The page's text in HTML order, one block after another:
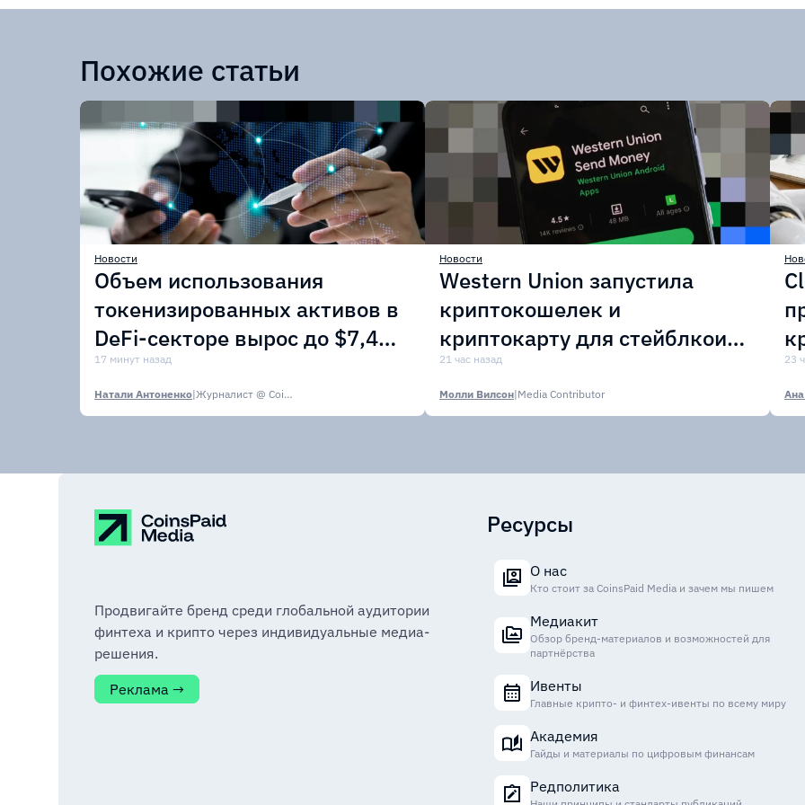
Похожие статьи
Новости
Объем использования
токенизированных активов в
DeFi-секторе вырос до $7,4
млрд
17 минут назад
Натали Антоненко| Журналист @ CoinsPaid Media
Новости
Western Union запустила
криптокошелек и
криптокарту для стейблкоина
USDPT
21 час назад
Молли Вилсон|Media Contributor
23
Ана
Продвигайте бренд среди глобальной аудитории
финтеха и крипто через индивидуальные медиа-
решения.
Реклама →
Ресурсы
О нас
Кто стоит за CoinsPaid Media и зачем мы пишем
Медиакит
Обзор бренд-материалов и возможностей для
партнёрства
Ивенты
Главные крипто- и финтех-ивенты по всему миру
Академия
Гайды и материалы по цифровым финансам
Редполитика